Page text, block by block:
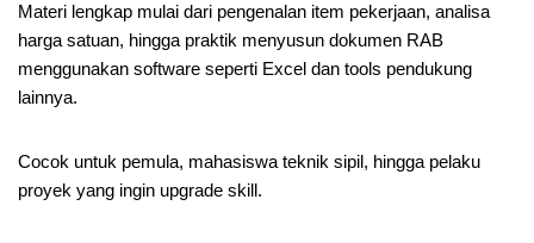
Materi lengkap mulai dari pengenalan item pekerjaan, analisa
harga satuan, hingga praktik menyusun dokumen RAB
menggunakan software seperti Excel dan tools pendukung
lainnya.
Cocok untuk pemula, mahasiswa teknik sipil, hingga pelaku
proyek yang ingin upgrade skill.